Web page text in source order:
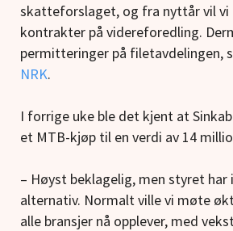
skatteforslaget, og fra nyttår vil
kontrakter på videreforedling.
permitteringer på filetavdelingen,
NRK.
I forrige uke ble det kjent at
et MTB-kjøp til en verdi av 14
– Høyst beklagelig, men styret har
alternativ. Normalt ville vi møte
alle bransjer nå opplever, med